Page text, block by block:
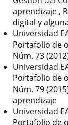
aprendizaje ,
digital y
Universidad
Portafolio de
Núm. 73
Universidad
Portafolio de
Núm. 79
aprendizaje
Universidad
Portafolio de